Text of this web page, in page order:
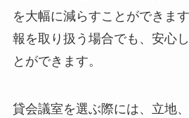
を大幅に減らすことができま
報を取り扱う場合でも、安心
とができます。
貸会議室を選ぶ際には、立地